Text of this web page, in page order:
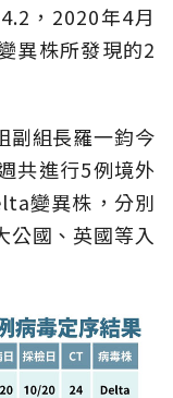
，2020年4月
異株所發現的2
副組長羅一鈞今
共進行5例境外
變異株，分別
公國、英國等入